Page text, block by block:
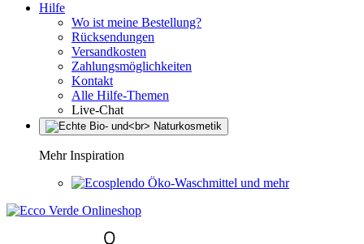
Hilfe
Wo ist meine Bestellung?
Rücksendungen
Versandkosten
Zahlungsmöglichkeiten
Kontakt
Alle Hilfe-Themen
Live-Chat
Mehr Inspiration
Öko-Waschmittel und mehr